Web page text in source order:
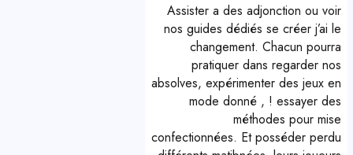
Assister a des adjonction ou voir
nos guides dédiés se créer j’ai le
changement. Chacun pourra
pratiquer dans regarder nos
absolves, expérimenter des jeux en
mode donné , ! essayer des
méthodes pour mise
confectionnées. Et posséder perdu